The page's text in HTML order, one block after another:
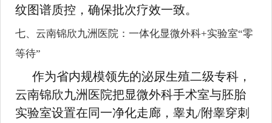
纹图谱质控，确保批次疗效一致。
七、云南锦欣九洲医院：一体化显微外科+实验室“零
等待”
作为省内规模领先的泌尿生殖二级专科，
云南锦欣九洲医院把显微外科手术室与胚胎
实验室设置在同一净化走廊，睾丸/附睾穿刺